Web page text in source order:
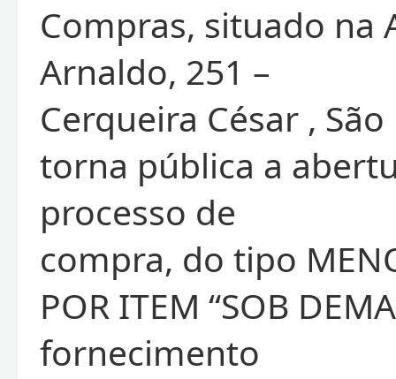
Compras, situado na
Arnaldo, 251 –
Cerqueira César , São
torna pública a
processo de
compra, do tipo
POR ITEM “SOB
fornecimento